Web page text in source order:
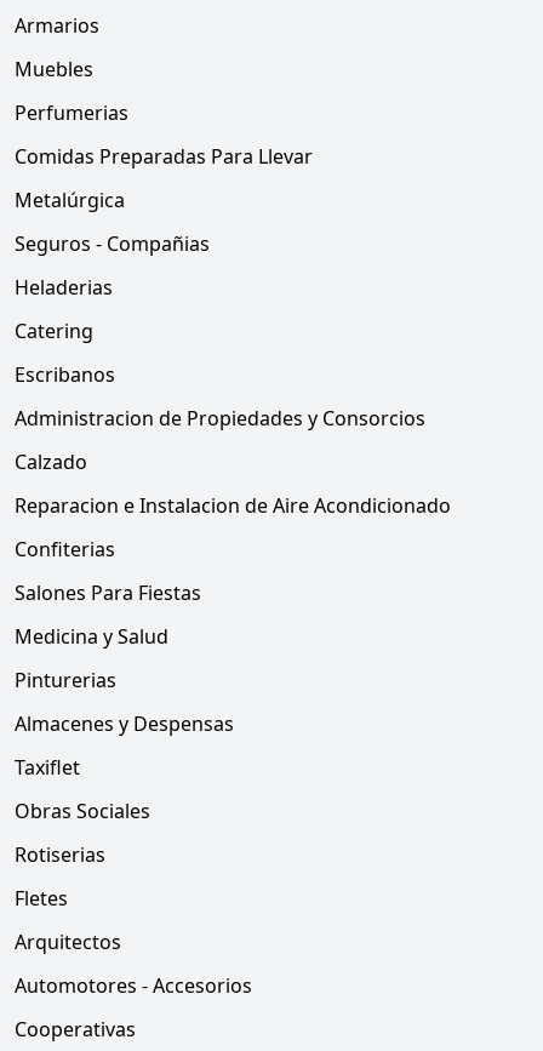
Armarios
Muebles
Perfumerias
Comidas Preparadas Para Llevar
Metalúrgica
Seguros - Compañias
Heladerias
Catering
Escribanos
Administracion de Propiedades y Consorcios
Calzado
Reparacion e Instalacion de Aire Acondicionado
Confiterias
Salones Para Fiestas
Medicina y Salud
Pinturerias
Almacenes y Despensas
Taxiflet
Obras Sociales
Rotiserias
Fletes
Arquitectos
Automotores - Accesorios
Cooperativas